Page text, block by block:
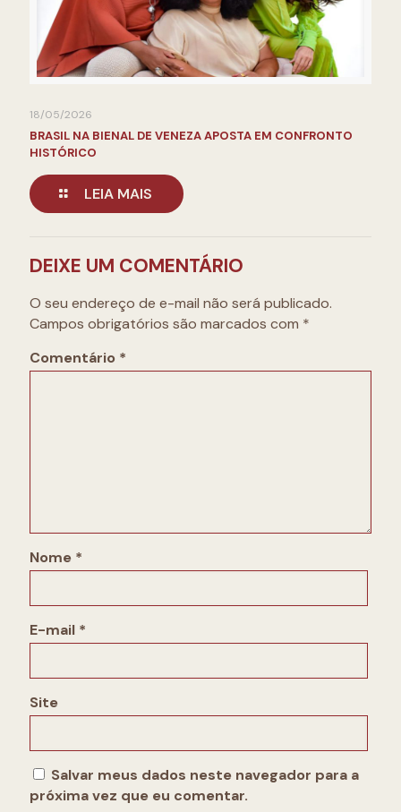
18/05/2026
BRASIL NA BIENAL DE VENEZA APOSTA EM CONFRONTO
HISTÓRICO
LEIA MAIS
DEIXE UM COMENTÁRIO
O seu endereço de e-mail não será publicado.
Campos obrigatórios são marcados com *
Comentário *
Nome *
E-mail *
Site
Salvar meus dados neste navegador para a
próxima vez que eu comentar.